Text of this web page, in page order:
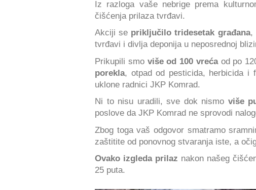
Iz razloga vaše nebrige prema
čišćenja prilaza tvrđavi.
Akciji se priključilo tridesetak građana,
tvrđavi i divlja deponija u neposrednoj
Prikupili smoviše od 100 vreća od po
porekla, otpad od pesticida, herbicida i
uklone radnici JKP Komrad.
Ni to nisu uradili, sve dok nismo više
poslove da JKP Komrad ne sprovodi
Zbog toga vaš odgovor smatramo
zaštitite od ponovnog stvaranja iste, a
Ovako izgleda prilaz nakon našeg
25 puta.